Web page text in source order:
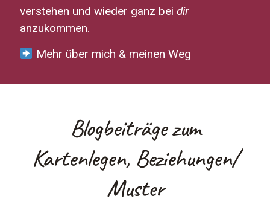
verstehen und wieder ganz bei dir
anzukommen.
Mehr über mich & meinen Weg
Blogbeiträge zum
Kartenlegen, Beziehungen/
Muster